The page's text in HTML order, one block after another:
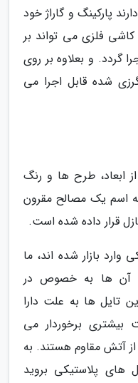
پارکینگ و گاراژ خود
کاشی فلزی می تواند بر
و بعلاوه بر روی
شده قابل اجرا می
ابعاد، طرح ها و رنگ
اسم یک مصالح مقرون
قرار داده شده است.
وارد بازار شده اند، ما
آن ها به خصوص در
تایل ها به علت دارا
بیشتری برخوردار می
از آتش مقاوم هستند. به
های پلاستیکی بروید